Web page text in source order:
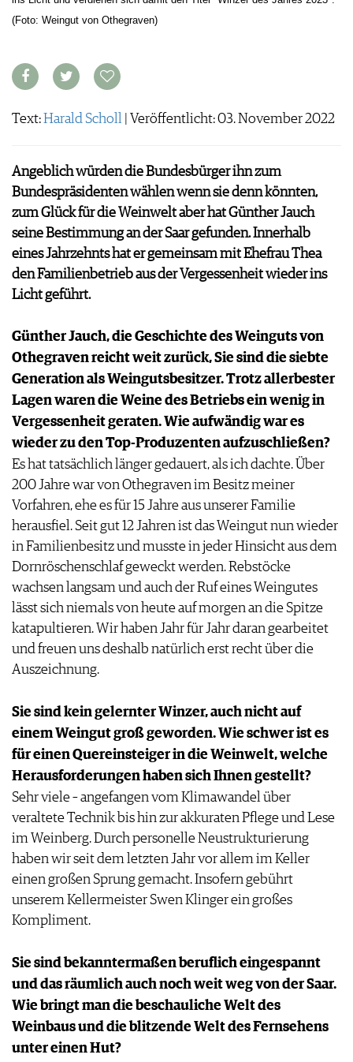
VORTEILSWELT
GEWINNSPIELE
TRINKREIFETABELLE
ABO
WEINSUCHE
NEWSLETTER
WINE TRADE CLUB
REDAKTION
JOBS
PRESSE
AGB & DATENSCHUTZ
(Foto: Weingut von Othegraven)
Text: Harald Scholl | Veröffentlicht: 03. November 2022
Angeblich würden die Bundesbürger ihn zum
Bundespräsidenten wählen wenn sie denn könnten,
zum Glück für die Weinwelt aber hat Günther Jauch
seine Bestimmung an der Saar gefunden. Innerhalb
eines Jahrzehnts hat er gemeinsam mit Ehefrau Thea
den Familienbetrieb aus der Vergessenheit wieder ins
Licht geführt.
Günther Jauch, die Geschichte des Weinguts von
Othegraven reicht weit zurück, Sie sind die siebte
Generation als Weingutsbesitzer. Trotz allerbester
Lagen waren die Weine des Betriebs ein wenig in
Vergessenheit geraten. Wie aufwändig war es
wieder zu den Top-Produzenten aufzuschließen?
Es hat tatsächlich länger gedauert, als ich dachte. Über
200 Jahre war von Othegraven im Besitz meiner
Vorfahren, ehe es für 15 Jahre aus unserer Familie
herausfiel. Seit gut 12 Jahren ist das Weingut nun wieder
in Familienbesitz und musste in jeder Hinsicht aus dem
Dornröschenschlaf geweckt werden. Rebstöcke
wachsen langsam und auch der Ruf eines Weingutes
lässt sich niemals von heute auf morgen an die Spitze
katapultieren. Wir haben Jahr für Jahr daran gearbeitet
und freuen uns deshalb natürlich erst recht über die
Auszeichnung.
Sie sind kein gelernter Winzer, auch nicht auf
einem Weingut groß geworden. Wie schwer ist es
für einen Quereinsteiger in die Weinwelt, welche
Herausforderungen haben sich Ihnen gestellt?
Sehr viele – angefangen vom Klimawandel über
veraltete Technik bis hin zur akkuraten Pflege und Lese
im Weinberg. Durch personelle Neustrukturierung
haben wir seit dem letzten Jahr vor allem im Keller
einen großen Sprung gemacht. Insofern gebührt
unserem Kellermeister Swen Klinger ein großes
Kompliment.
Sie sind bekanntermaßen beruflich eingespannt
und das räumlich auch noch weit weg von der Saar.
Wie bringt man die beschauliche Welt des
Weinbaus und die blitzende Welt des Fernsehens
unter einen Hut?